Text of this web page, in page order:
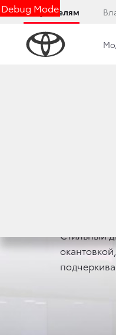
Debug Mode
Покупателям
Стильный